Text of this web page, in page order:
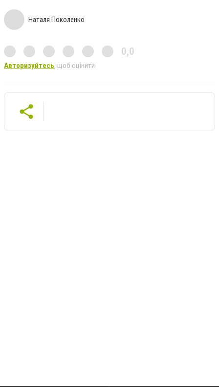
Наталя Поколенко
0,0
Авторизуйтесь, щоб оцінити